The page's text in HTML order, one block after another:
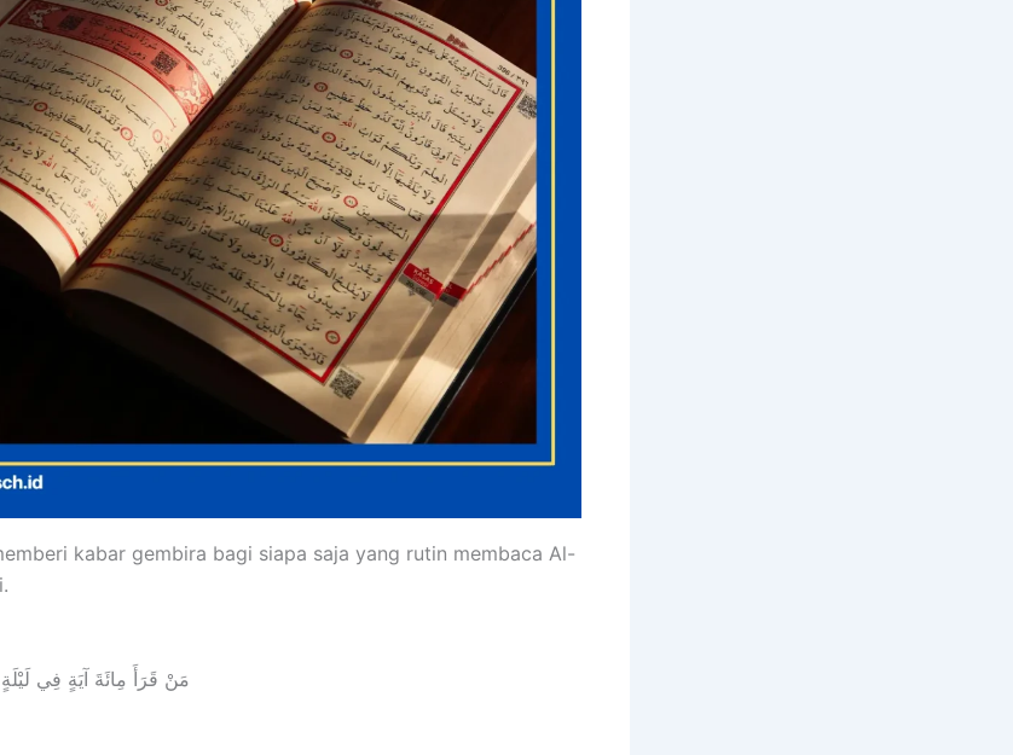
kabar gembira bagi siapa saja yang rutin membaca Al-
مَنْ قَرَأَ مِائَةَ آيَةٍ فِي